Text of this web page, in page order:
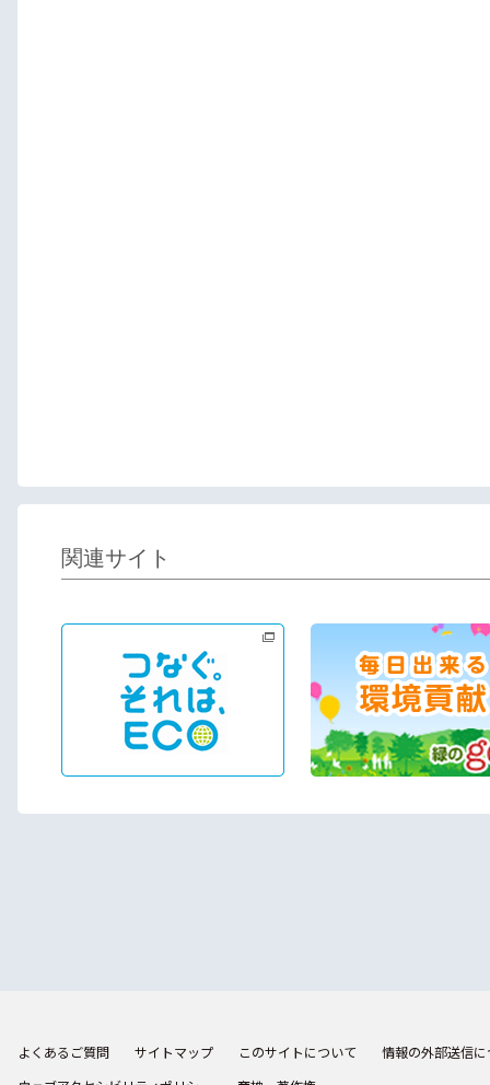
関連サイト
よくあるご質問 サイトマップ このサイトについて
情報の外部送信